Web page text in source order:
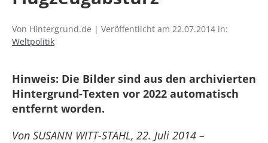
Von Hintergrund.de | Veröffentlicht am 22.07.2014 in:
Weltpolitik
Hinweis: Die Bilder sind aus den archivierten
Hintergrund-Texten vor 2022 automatisch
entfernt worden.
Von SUSANN WITT-STAHL, 22. Juli 2014 –